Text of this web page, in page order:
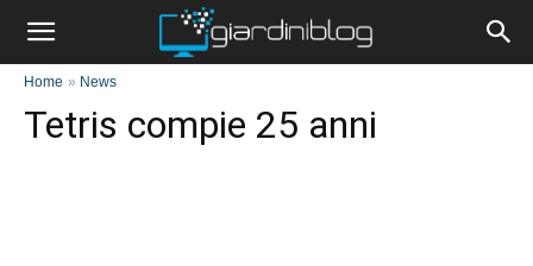
Home » News
Tetris compie 25 anni